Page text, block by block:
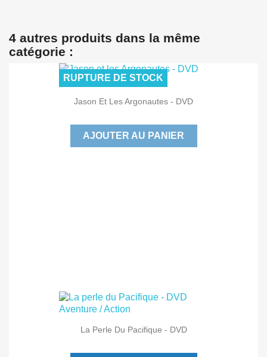
4 autres produits dans la même
catégorie :
Jason Et Les Argonautes - DVD
AJOUTER AU PANIER
RUPTURE DE STOCK
La Perle Du Pacifique - DVD